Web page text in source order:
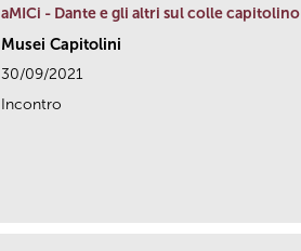
aMICi - Dante e gli altri sul colle capitolino
Musei Capitolini
30/09/2021
Incontro